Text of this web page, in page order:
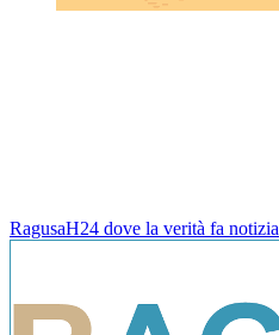
RagusaH24 dove la verità fa notizia